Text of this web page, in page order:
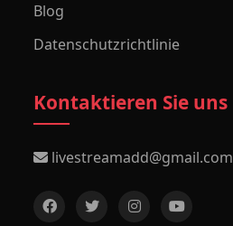
Blog
Datenschutzrichtlinie
Kontaktieren Sie uns
livestreamadd@gmail.com